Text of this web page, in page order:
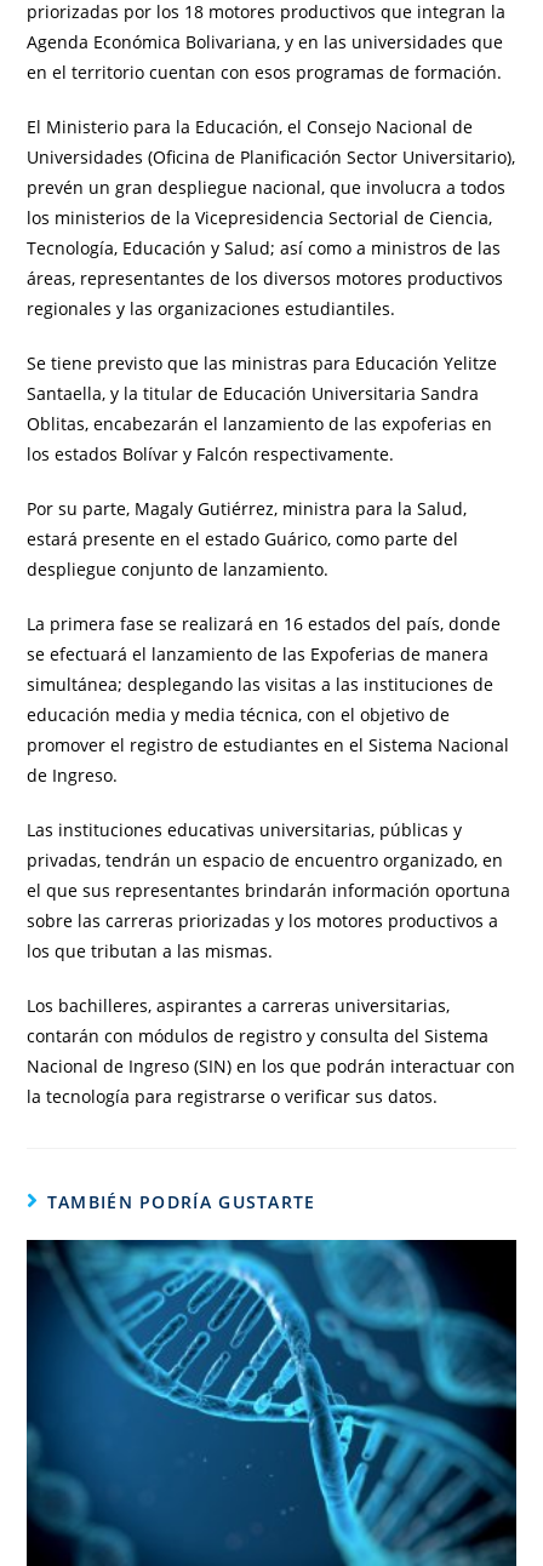
priorizadas por los 18 motores productivos que integran la
Agenda Económica Bolivariana, y en las universidades que
en el territorio cuentan con esos programas de formación.
El Ministerio para la Educación, el Consejo Nacional de
Universidades (Oficina de Planificación Sector Universitario),
prevén un gran despliegue nacional, que involucra a todos
los ministerios de la Vicepresidencia Sectorial de Ciencia,
Tecnología, Educación y Salud; así como a ministros de las
áreas, representantes de los diversos motores productivos
regionales y las organizaciones estudiantiles.
Se tiene previsto que las ministras para Educación Yelitze
Santaella, y la titular de Educación Universitaria Sandra
Oblitas, encabezarán el lanzamiento de las expoferias en
los estados Bolívar y Falcón respectivamente.
Por su parte, Magaly Gutiérrez, ministra para la Salud,
estará presente en el estado Guárico, como parte del
despliegue conjunto de lanzamiento.
La primera fase se realizará en 16 estados del país, donde
se efectuará el lanzamiento de las Expoferias de manera
simultánea; desplegando las visitas a las instituciones de
educación media y media técnica, con el objetivo de
promover el registro de estudiantes en el Sistema Nacional
de Ingreso.
Las instituciones educativas universitarias, públicas y
privadas, tendrán un espacio de encuentro organizado, en
el que sus representantes brindarán información oportuna
sobre las carreras priorizadas y los motores productivos a
los que tributan a las mismas.
Los bachilleres, aspirantes a carreras universitarias,
contarán con módulos de registro y consulta del Sistema
Nacional de Ingreso (SIN) en los que podrán interactuar con
la tecnología para registrarse o verificar sus datos.
TAMBIÉN PODRÍA GUSTARTE